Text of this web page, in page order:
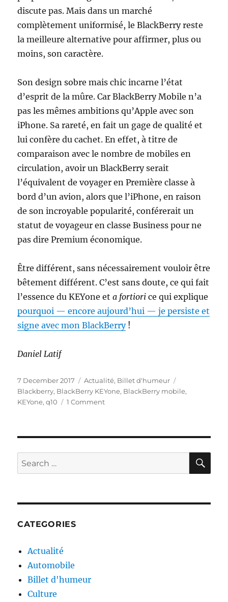
discute pas. Mais dans un marché
complètement uniformisé, le BlackBerry reste
la meilleure alternative pour affirmer, plus ou
moins, son caractère.
Son design sobre mais chic incarne l’état
d’esprit de la mûre. Car BlackBerry Mobile n’a
pas les mêmes ambitions qu’Apple avec son
iPhone. Sa rareté, en fait un gage de qualité et
lui confère du cachet. En effet, à titre de
comparaison avec le nombre de mobiles en
circulation, avoir un BlackBerry serait
l’équivalent de voyager en Première classe à
bord d’un avion, alors que l’iPhone, en raison
de son incroyable popularité, conférerait un
statut de voyageur en classe Business pour ne
pas dire Premium économique.
Être différent, sans nécessairement vouloir être
bêtement différent. C’est sans doute, ce qui fait
l’essence du KEYone eta fortiori ce qui explique
pourquoi — encore aujourd’hui — je persiste et
signe avec mon BlackBerry!
Daniel Latif
Posted
on
7 December 2017 Categories
Actualité, Billet d'humeur
Blackberry, BlackBerry KEYone, BlackBerry mobile,
KEYone,q10 1 Commenton
BlackBerry
»
Search
for:
CATEGORIES
Actualité
Automobile
Billet d'humeur
Culture